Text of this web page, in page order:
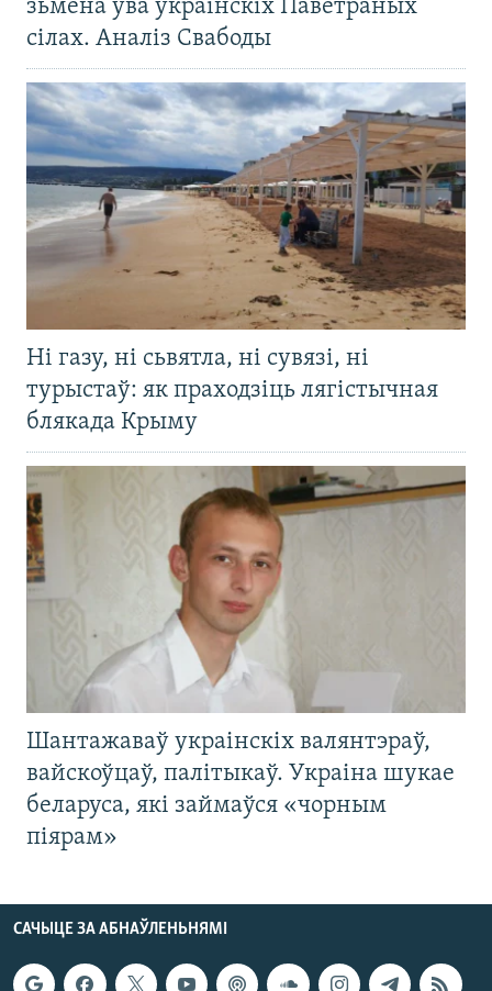
зьмена ўва ўкраінскіх Паветраных
сілах. Аналіз Свабоды
Ні газу, ні сьвятла, ні сувязі, ні
турыстаў: як праходзіць лягістычная
блякада Крыму
Шантажаваў украінскіх валянтэраў,
вайскоўцаў, палітыкаў. Украіна шукае
беларуса, які займаўся «чорным
піярам»
САЧЫЦЕ ЗА АБНАЎЛЕНЬНЯМІ